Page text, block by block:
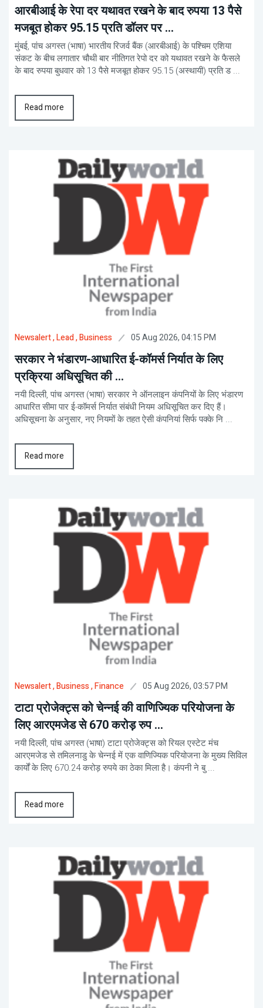
आरबीआई के रेपा दर यथावत रखने के बाद रुपया 13 पैसे
मजबूत होकर 95.15 प्रति डॉलर पर ...
मुंबई, पांच अगस्त (भाषा) भारतीय रिजर्व बैंक (आरबीआई) के पश्चिम एशिया
संकट के बीच लगातार चौथी बार नीतिगत रेपो दर को यथावत रखने के फैसले
के बाद रुपया बुधवार को 13 पैसे मजबूत होकर 95.15 (अस्थायी) प्रति ड ...
Read more
Newsalert, Lead, Business 05 Aug 2026, 04:15 PM
सरकार ने भंडारण-आधारित ई-कॉमर्स निर्यात के लिए
प्रक्रिया अधिसूचित की ...
नयी दिल्ली, पांच अगस्त (भाषा) सरकार ने ऑनलाइन कंपनियों के लिए भंडारण
आधारित सीमा पार ई-कॉमर्स निर्यात संबंधी नियम अधिसूचित कर दिए हैं।
अधिसूचना के अनुसार, नए नियमों के तहत ऐसी कंपनियां सिर्फ पक्के नि ...
Read more
Newsalert, Business, Finance 05 Aug 2026, 03:57 PM
टाटा प्रोजेक्ट्स को चेन्नई की वाणिज्यिक परियोजना के
लिए आरएमजेड से 670 करोड़ रुप ...
नयी दिल्ली, पांच अगस्त (भाषा) टाटा प्रोजेक्ट्स को रियल एस्टेट मंच
आरएमजेड से तमिलनाडु के चेन्नई में एक वाणिज्यिक परियोजना के मुख्य सिविल
कार्यों के लिए 670.24 करोड़ रुपये का ठेका मिला है। कंपनी ने बु ...
Read more